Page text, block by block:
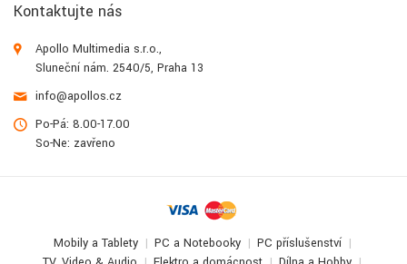
Kontaktujte nás
Apollo Multimedia s.r.o.,
Sluneční nám. 2540/5, Praha 13
info@apollos.cz
Po-Pá: 8.00-17.00
So-Ne: zavřeno
Mobily a Tablety PC a Notebooky
PC příslušenství